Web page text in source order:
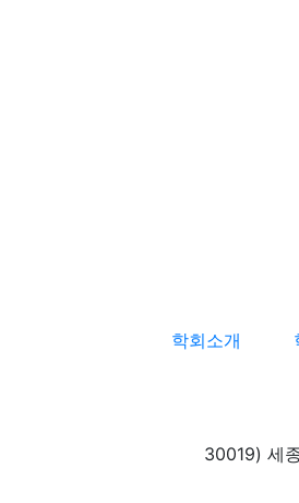
학회소개
30019) 세